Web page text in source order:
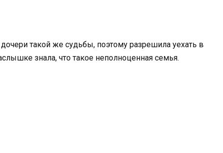
такой же судьбы, поэтому разрешила уехать в
знала, что такое неполноценная семья.